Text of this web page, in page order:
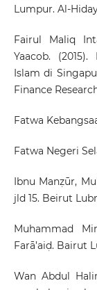
Lumpur. Al-
Fairul Maliq
Yaacob.
Islam di
Finance
Fatwa
Fatwa Negeri
Ibnu Manẓūr,
jld 15. Beirut
Muhammad
Farā’aiḍ. Bairut
Wan Abdul